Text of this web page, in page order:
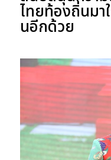
ไทยท้องถิ่นมา
นอีกด้วย